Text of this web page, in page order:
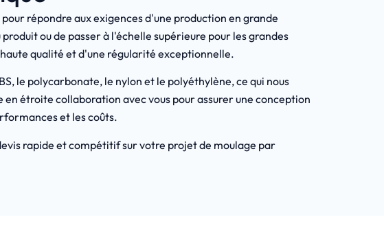
répondre aux exigences d'une production en grande
ou de passer à l'échelle supérieure pour les grandes
qualité et d'une régularité exceptionnelle.
le polycarbonate, le nylon et le polyéthylène, ce qui nous
étroite collaboration avec vous pour assurer une conception
et les coûts.
rapide et compétitif sur votre projet de moulage par